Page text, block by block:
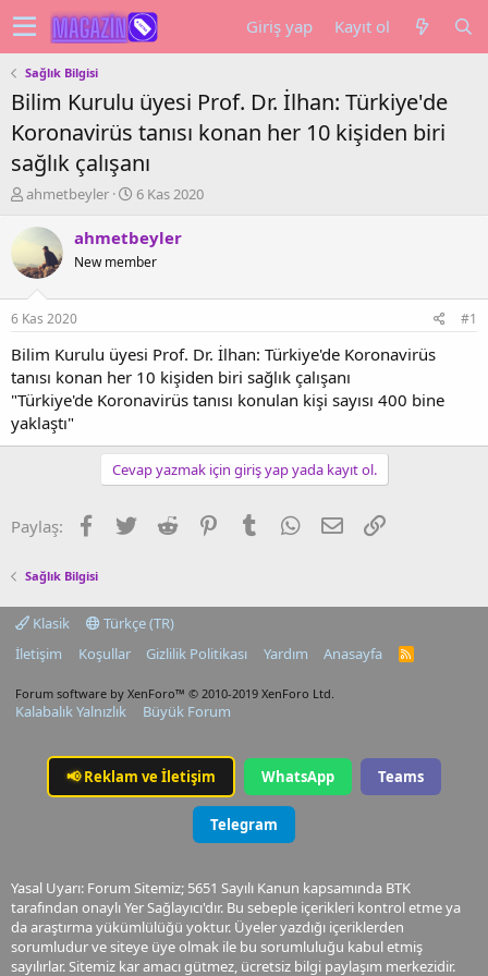
Giriş yap Kayıt ol
Sağlık Bilgisi
Bilim Kurulu üyesi Prof. Dr. İlhan: Türkiye'de
Koronavirüs tanısı konan her 10 kişiden biri
sağlık çalışanı
K
n
y
b
a
ş
a
t
a
n
ahmetbeyler
B
ş
l
a
ç
t
a
r
h
i
6 Kas 2020
ahmetbeyler
New member
6 Kas 2020 #1
Bilim Kurulu üyesi Prof. Dr. İlhan: Türkiye'de Koronavirüs
tanısı konan her 10 kişiden biri sağlık çalışanı
"Türkiye'de Koronavirüs tanısı konulan kişi sayısı 400 bine
yaklaştı"
Cevap yazmak için giriş yap yada kayıt ol.
Paylaş: Facebook
TwitterReddit PinterestTumblrWhatsApp
E-postaLink
Sağlık Bilgisi
Klasik
Türkçe (TR)
İletişim
Koşullar Gizlilik Politikası Yardım Anasayfa
R
Forum software by XenForo™ © 2010-2019 XenForo Ltd.
Kalabalık Yalnızlık Büyük Forum
📢Reklam ve İletişim WhatsApp Teams
Telegram
Yasal Uyarı: Forum Sitemiz; 5651 Sayılı Kanun kapsamında BTK
tarafından onaylı Yer Sağlayıcı'dır. Bu sebeple içerikleri kontrol etme ya
da araştırma yükümlülüğü yoktur. Üyeler yazdığı içeriklerden
sorumludur ve siteye üye olmak ile bu sorumluluğu kabul etmiş
sayılırlar. Sitemiz kar amacı gütmez, ücretsiz bilgi paylaşım merkezidir.